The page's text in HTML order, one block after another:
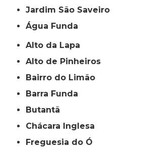
jardim São Saveiro
Água Funda
Alto da Lapa
Alto de Pinheiros
Bairro do Limão
Barra Funda
Butantã
Chácara Inglesa
Freguesia do Ó